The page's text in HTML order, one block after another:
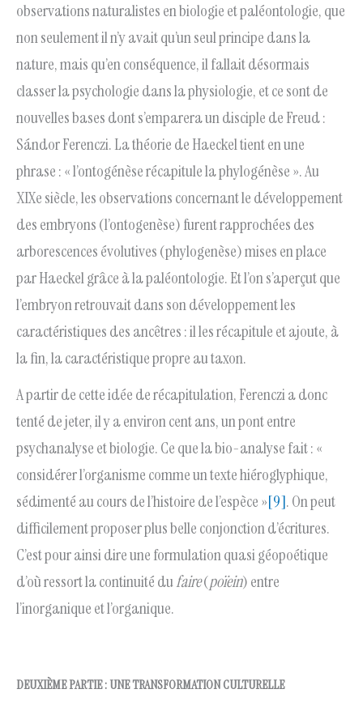
observations naturalistes en biologie et paléontologie, que
non seulement il n’y avait qu’un seul principe dans la
nature, mais qu’en conséquence, il fallait désormais
classer la psychologie dans la physiologie, et ce sont de
nouvelles bases dont s’emparera un disciple de Freud :
Sándor Ferenczi. La théorie de Haeckel tient en une
phrase : « l’ontogénèse récapitule la phylogénèse ». Au
XIXe siècle, les observations concernant le développement
des embryons (l’ontogenèse) furent rapprochées des
arborescences évolutives (phylogenèse) mises en place
par Haeckel grâce à la paléontologie. Et l’on s’aperçut que
l’embryon retrouvait dans son développement les
caractéristiques des ancêtres : il les récapitule et ajoute, à
la fin, la caractéristique propre au taxon.
A partir de cette idée de récapitulation, Ferenczi a donc
tenté de jeter, il y a environ cent ans, un pont entre
psychanalyse et biologie. Ce que la bio-analyse fait : «
considérer l’organisme comme un texte hiéroglyphique,
sédimenté au cours de l’histoire de l’espèce »[9]. On peut
difficilement proposer plus belle conjonction d’écritures.
C’est pour ainsi dire une formulation quasi géopoétique
d’où ressort la continuité dufaire(poïein) entre
l’inorganique et l’organique.
DEUXIÈME PARTIE :UNE TRANSFORMATION CULTURELLE